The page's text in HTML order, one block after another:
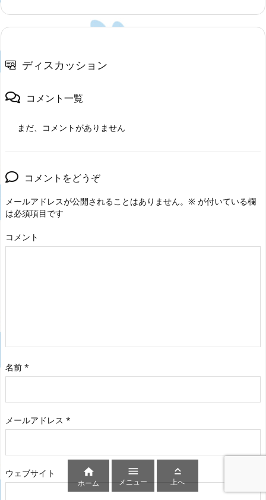
ディスカッション
コメント一覧
まだ、コメントがありません
コメントをどうぞ
メールアドレスが公開されることはありません。 ※ が付いている欄
は必須項目です
コメント
名前 *
メールアドレス *
ウェブサイト 
ホーム

メニュー

上へ